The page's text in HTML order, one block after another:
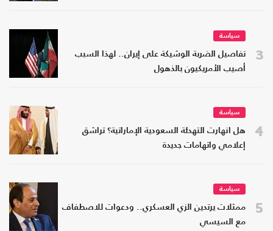
3
سياسة
تفاصيل الضربة الوشيكة على إيران.. لهذا السبب
أصيب الأمريكيون بالذهول
4
سياسة
هل انهارت التهدئة السعودية الإماراتية؟ تراشق
إعلامي واتهامات جديدة
5
سياسة
ممثلات يرتدين الزي العسكري.. ودعوات للاصطفاف
مع السيسي